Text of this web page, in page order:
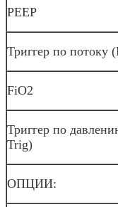
PEEP
Триггер по потоку
FiO2
Триггер по
Trig)
ОПЦИИ: